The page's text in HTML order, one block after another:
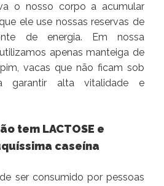
o nosso corpo a acumular
ele use nossas reservas de
de energia. Em nossa
apenas manteiga de
vacas que não ficam sob
garantir alta vitalidade e
tem LACTOSE e
caseína
ser consumido por pessoas